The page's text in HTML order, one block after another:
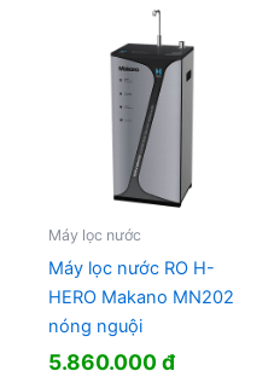
21.600.000 ₫.
Máy lọc nước
Máy lọc nước RO H-
HERO Makano MN202
nóng nguội
5.860.000₫